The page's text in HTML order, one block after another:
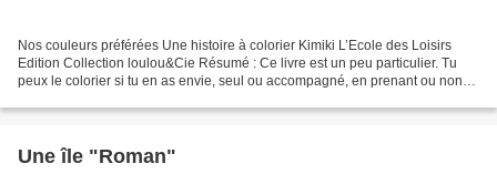
Nos couleurs préférées Une histoire à colorier Kimiki L’Ecole des Loisirs
Edition Collection loulou&Cie Résumé : Ce livre est un peu particulier. Tu
peux le colorier si tu en as envie, seul ou accompagné, en prenant ou non
Une île "Roman"